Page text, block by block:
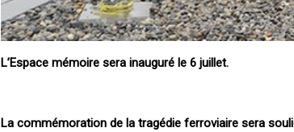
L’Espace mémoire sera inauguré le 6 juillet.
La commémoration de la tragédie ferroviaire sera